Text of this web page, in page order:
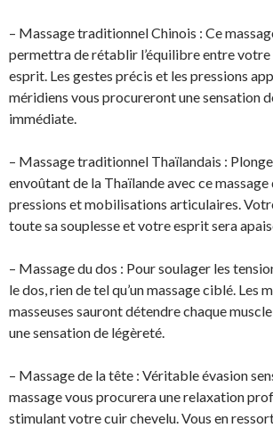
– Massage traditionnel Chinois : Ce
permettra de rétablir l’équilibre entre
esprit. Les gestes précis et les pressions
méridiens vous procureront une sensation
immédiate.
– Massage traditionnel Thaïlandais :
envoûtant de la Thaïlande avec ce
pressions et mobilisations articulaires.
toute sa souplesse et votre esprit sera
– Massage du dos : Pour soulager les
le dos, rien de tel qu’un massage ciblé. Les
masseuses sauront détendre chaque
une sensation de légèreté.
– Massage de la tête : Véritable évasion
massage vous procurera une relaxation
stimulant votre cuir chevelu. Vous en